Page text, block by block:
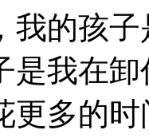
我的孩
是我在
更多的